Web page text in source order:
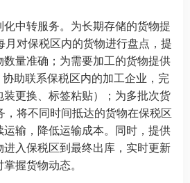
中转服务。为长期存储的货物提
月对保税区内的货物进行盘点，提
量准确；为需要加工的货物提供
协助联系保税区内的加工企业，完
更换、标签粘贴）；为多批次货
，将不同时间抵达的货物在保税区
输，降低运输成本。同时，提供
入保税区到最终出库，实时更新
握货物动态。